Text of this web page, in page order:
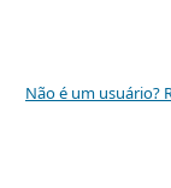
Não é um usuário?